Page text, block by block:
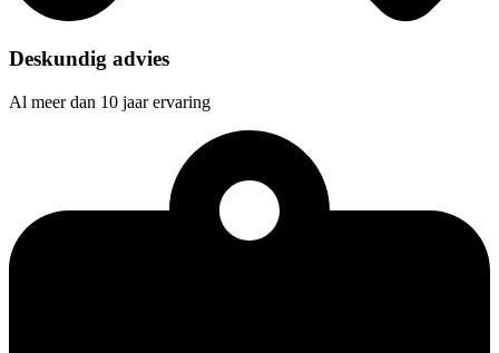
Deskundig advies
Al meer dan 10 jaar ervaring